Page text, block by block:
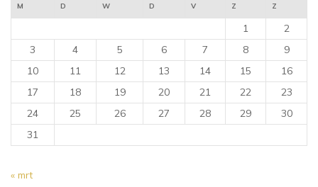
M D W D V Z Z
1
2
3
4 5 6 7 8
9
10
11 12 13 14 15
16
17
18 19 20 21 22
23
24
25 26 27 28 29
30
31
« mrt